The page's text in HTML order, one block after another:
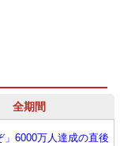
全期間
」6000万人達成の直後